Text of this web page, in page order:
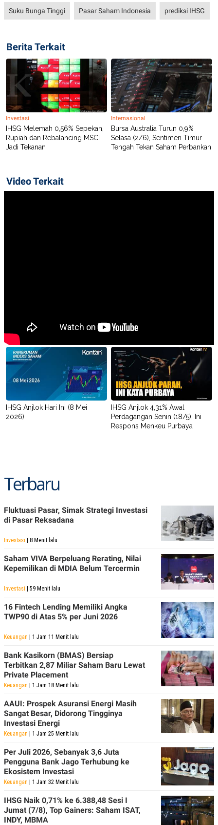
Suku Bunga Tinggi Pasar Saham Indonesia prediksi IHSG
Berita Terkait
Investasi
IHSG Melemah 0,56% Sepekan,
Rupiah dan Rebalancing MSCI
Jadi Tekanan
Internasional
Bursa Australia Turun 0,9%
Selasa (2/6), Sentimen Timur
Tengah Tekan Saham Perbankan
Video Terkait
IHSG Anjlok Hari Ini (8 Mei
2026)
IHSG Anjlok 4,31% Awal
Perdagangan Senin (18/5), Ini
Respons Menkeu Purbaya
Terbaru
Fluktuasi Pasar, Simak Strategi Investasi
di Pasar Reksadana
Investasi | 8 Menit lalu
Saham VIVA Berpeluang Rerating, Nilai
Kepemilikan di MDIA Belum Tercermin
Investasi | 59 Menit lalu
16 Fintech Lending Memiliki Angka
TWP90 di Atas 5% per Juni 2026
Keuangan | 1 Jam 11 Menit lalu
Bank Kasikorn (BMAS) Bersiap
Terbitkan 2,87 Miliar Saham Baru Lewat
Private Placement
Keuangan | 1 Jam 18 Menit lalu
AAUI: Prospek Asuransi Energi Masih
Sangat Besar, Didorong Tingginya
Investasi Energi
Keuangan | 1 Jam 25 Menit lalu
Per Juli 2026, Sebanyak 3,6 Juta
Pengguna Bank Jago Terhubung ke
Ekosistem Investasi
Keuangan | 1 Jam 32 Menit lalu
IHSG Naik 0,71% ke 6.388,48 Sesi I
Jumat (7/8), Top Gainers: Saham ISAT,
INDY, MBMA